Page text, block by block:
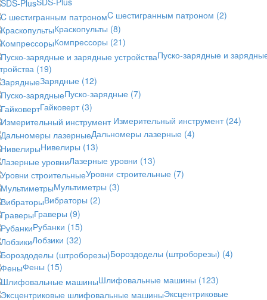
C шестигранным патроном (2)
Краскопульты (8)
Компрессоры (21)
Пуско-зарядные и
(19)
Зарядные (12)
Пуско-зарядные (7)
Гайковерт (3)
Измерительный инструмент (24)
Дальномеры лазерные (4)
Нивелиры (13)
Лазерные уровни (13)
Уровни строительные (7)
Мультиметры (3)
Вибраторы (2)
Граверы (9)
Рубанки (15)
Лобзики (32)
Бороздоделы (штроборезы) (4)
Фены (15)
Шлифовальные машины (123)
Эксцентриковые